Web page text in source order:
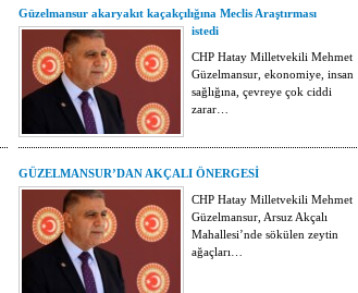
Güzelmansur akaryakıt kaçakçılığına Meclis Araştırması
istedi
CHP Hatay Milletvekili Mehmet
Güzelmansur, ekonomiye, insan
sağlığına, çevreye çok ciddi
zarar…
GÜZELMANSUR’DAN AKÇALI ÖNERGESİ
CHP Hatay Milletvekili Mehmet
Güzelmansur, Arsuz Akçalı
Mahallesi’nde sökülen zeytin
ağaçları…